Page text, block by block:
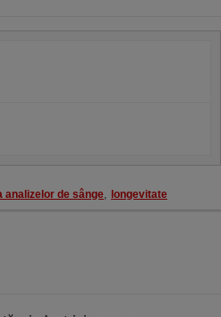
analizelor de sânge, longevitate